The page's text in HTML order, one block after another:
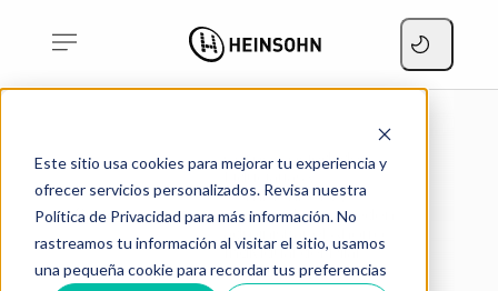
Este sitio usa cookies para mejorar tu experiencia y
ofrecer servicios personalizados. Revisa nuestra
Política de Privacidad para más información. No
rastreamos tu información al visitar el sitio, usamos
una pequeña cookie para recordar tus preferencias
Home Blog
Cómo Sociedades
Fiduciarias y
Comisionistas, y
Aseguradoras pueden
administrar el Ahorro
Individual del Pilar
Contributivo